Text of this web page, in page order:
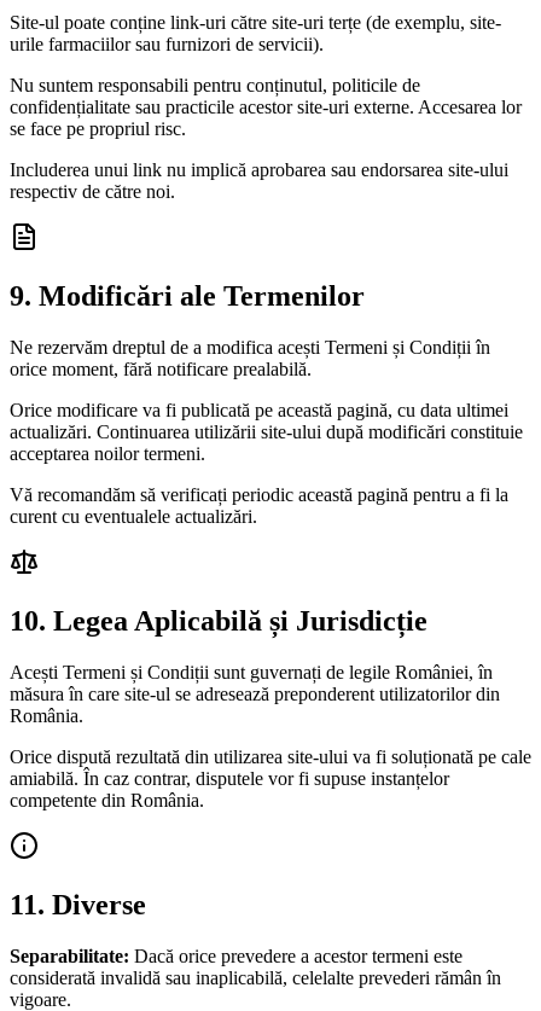
Site-ul poate conține link-uri către site-uri terțe (de exemplu, site-
urile farmaciilor sau furnizori de servicii).
Nu suntem responsabili pentru conținutul, politicile de
confidențialitate sau practicile acestor site-uri externe. Accesarea lor
se face pe propriul risc.
Includerea unui link nu implică aprobarea sau endorsarea site-ului
respectiv de către noi.
9. Modificări ale Termenilor
Ne rezervăm dreptul de a modifica acești Termeni și Condiții în
orice moment, fără notificare prealabilă.
Orice modificare va fi publicată pe această pagină, cu data ultimei
actualizări. Continuarea utilizării site-ului după modificări constituie
acceptarea noilor termeni.
Vă recomandăm să verificați periodic această pagină pentru a fi la
curent cu eventualele actualizări.
10. Legea Aplicabilă și Jurisdicție
Acești Termeni și Condiții sunt guvernați de legile României, în
măsura în care site-ul se adresează preponderent utilizatorilor din
România.
Orice dispută rezultată din utilizarea site-ului va fi soluționată pe cale
amiabilă. În caz contrar, disputele vor fi supuse instanțelor
competente din România.
11. Diverse
Separabilitate: Dacă orice prevedere a acestor termeni este
considerată invalidă sau inaplicabilă, celelalte prevederi rămân în
vigoare.